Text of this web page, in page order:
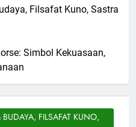
Filsafat Kuno, Sastra
Simbol Kekuasaan,
FILSAFAT KUNO,